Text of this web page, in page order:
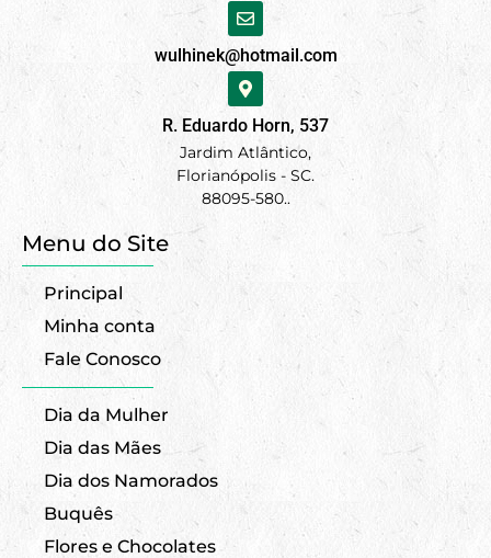
wulhinek@hotmail.com
R. Eduardo Horn, 537
Jardim Atlântico,
Florianópolis - SC.
88095-580..
Menu do Site
Principal
Minha conta
Fale Conosco
Dia da Mulher
Dia das Mães
Dia dos Namorados
Buquês
Flores e Chocolates